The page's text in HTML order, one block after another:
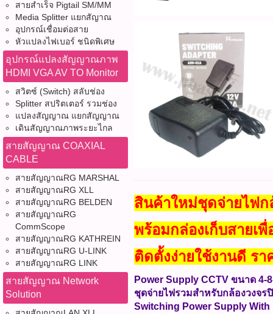
สายสำเร็จ Pigtail SM/MM
Media Splitter แยกสัญาณ
อุปกรณ์เชื่อมต่อสาย
หัวแปลงไฟเบอร์ ชนิดพิเศษ
อุปกรณ์แปลงสัญญาณภาพ
HDMI VGA AV TO Monitor
สวิตซ์ (Switch) สลับช่อง
Splitter สปริตเตอร์ รวมช่อง
แปลงสัญญาณ แยกสัญญาณ
เดินสัญญาณภาพระยะไกล
สายสัญญาณ COAXIAL
CABLE
สายสัญญาณRG MARSHAL
สายสัญญาณRG XLL
สายสัญญาณRG BELDEN
สายสัญญาณRG
CommScope
สายสัญญาณRG KATHREIN
สายสัญญาณRG U-LINK
สายสัญญาณRG LINK
สายสัญญาณ Network
Solution
สินค้าใหม่ชุดจ่ายไฟก
พร้อมกล่องเก็บสายเ
ติดตั้งง่ายใช้งานดี ร
Power Supply CCTV ขนาด 4-
ชุดจ่ายไฟรวมสำหรับกล้องวงจร
Switching Power Supply